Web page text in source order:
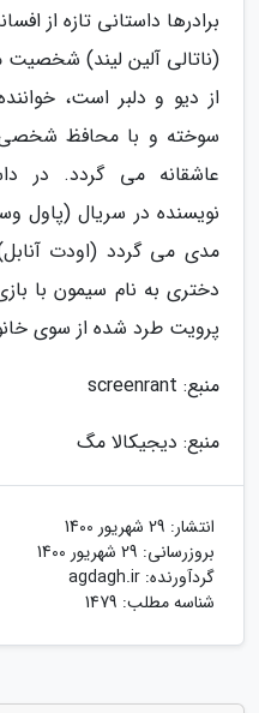
برادرها داستانی تازه از
(ناتالی آلین لیند) شخصیت
از دیو و دلبر است،
سوخته و با محافظ شخصی
عاشقانه می گردد. در
نویسنده در سریال (پاول
مدی می گردد (اودت
دختری به نام سیمون با
پرویت طرد شده از سوی
منبع: screenrant
منبع: دیجیکالا مگ
انتشار: 29 شهریور 1400
بروزرسانی: 29 شهریور 1400
گردآورنده: agdagh.ir
شناسه مطلب: 1479